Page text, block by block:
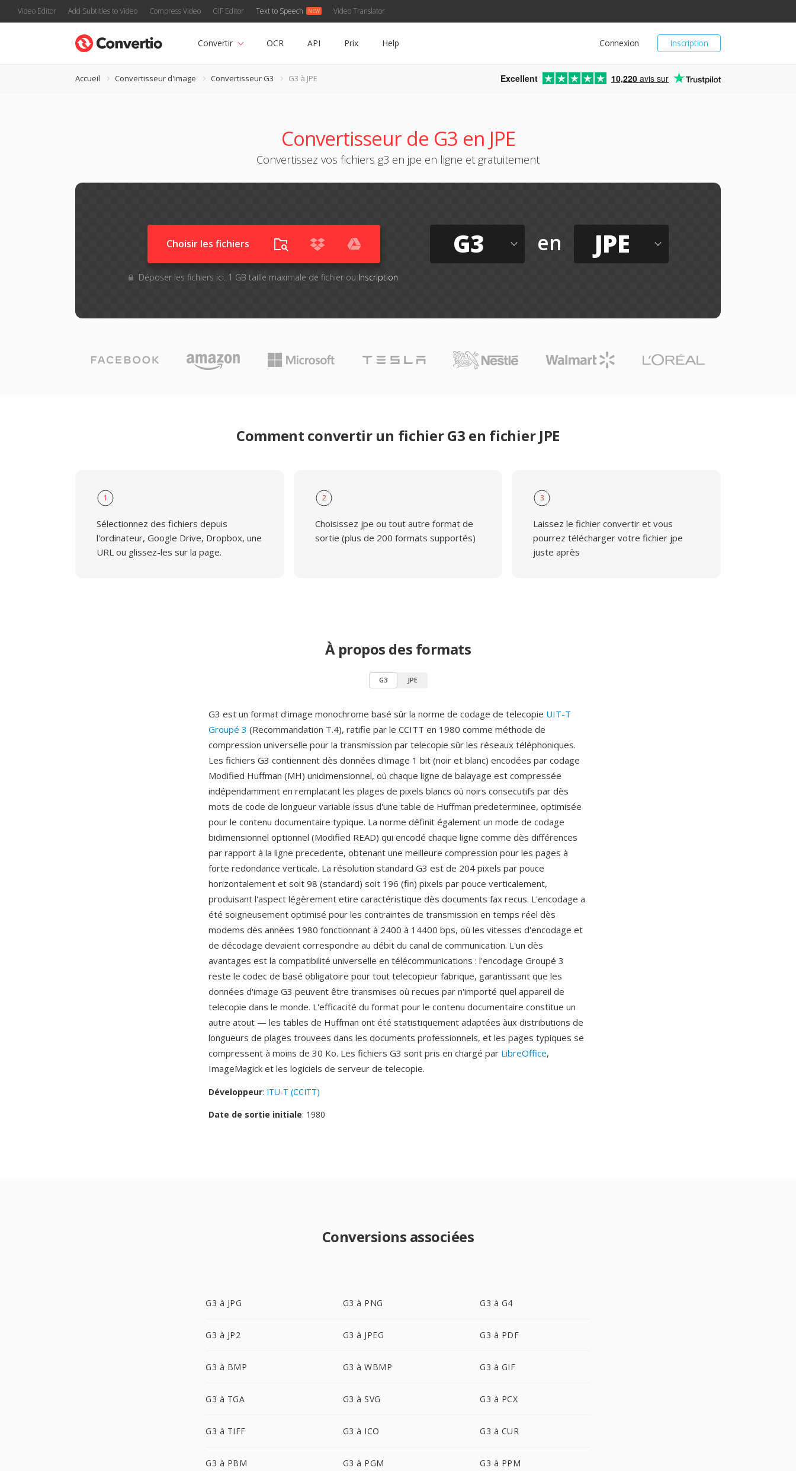
Video Editor Add Subtitles to Video Compress Video GIF Editor Text to Speech Video Translator
Inscription
Connexion
Convertir OCR API Prix Help
Accueil Convertisseur d'image Convertisseur G3 G3 à JPE Excellent 10,220 avis sur
Convertisseur de G3 en JPE
Convertissez vos fichiers g3 en jpe en ligne et gratuitement
Choisir les fichiers
Déposer les fichiers ici. 1 GB taille maximale de fichier ou Inscription
G3 en JPE
Comment convertir un fichier G3 en fichier JPE
1
Sélectionnez des fichiers depuis
l'ordinateur, Google Drive, Dropbox, une
URL ou glissez-les sur la page.
2
Choisissez jpe ou tout autre format de
sortie (plus de 200 formats supportés)
3
Laissez le fichier convertir et vous
pourrez télécharger votre fichier jpe
juste après
À propos des formats
G3 JPE
G3 est un format d'image monochrome basé sûr la norme de codage de telecopie UIT-T
Groupé 3 (Recommandation T.4), ratifie par le CCITT en 1980 comme méthode de
compression universelle pour la transmission par telecopie sûr les réseaux téléphoniques.
Les fichiers G3 contiennent dès données d'image 1 bit (noir et blanc) encodées par codage
Modified Huffman (MH) unidimensionnel, où chaque ligne de balayage est compressée
indépendamment en remplacant les plages de pixels blancs où noirs consecutifs par dès
mots de code de longueur variable issus d'une table de Huffman predeterminee, optimisée
pour le contenu documentaire typique. La norme définit également un mode de codage
bidimensionnel optionnel (Modified READ) qui encodé chaque ligne comme dès différences
par rapport à la ligne precedente, obtenant une meilleure compression pour les pages à
forte redondance verticale. La résolution standard G3 est de 204 pixels par pouce
horizontalement et soit 98 (standard) soit 196 (fin) pixels par pouce verticalement,
produisant l'aspect légèrement etire caractéristique dès documents fax recus. L'encodage a
été soigneusement optimisé pour les contraintes de transmission en temps réel dès
modems dès années 1980 fonctionnant à 2400 à 14400 bps, où les vitesses d'encodage et
de décodage devaient correspondre au débit du canal de communication. L'un dès
avantages est la compatibilité universelle en télécommunications : l'encodage Groupé 3
reste le codec de basé obligatoire pour tout telecopieur fabrique, garantissant que les
données d'image G3 peuvent être transmises où recues par n'importé quel appareil de
telecopie dans le monde. L'efficacité du format pour le contenu documentaire constitue un
autre atout — les tables de Huffman ont été statistiquement adaptées àux distributions de
longueurs de plages trouvees dans les documents professionnels, et les pages typiques se
compressent à moins de 30 Ko. Les fichiers G3 sont pris en chargé par LibreOffice,
ImageMagick et les logiciels de serveur de telecopie.
Développeur: ITU-T (CCITT)
Date de sortie initiale: 1980
Conversions associées
G3 à JPG G3 à PNG G3 à G4
G3 à JP2 G3 à JPEG G3 à PDF
G3 à BMP G3 à WBMP G3 à GIF
G3 à TGA G3 à SVG G3 à PCX
G3 à TIFF G3 à ICO G3 à CUR
G3 à PBM G3 à PGM G3 à PPM